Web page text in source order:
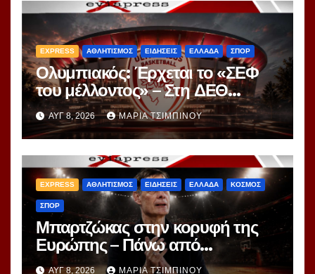
EXPRESS ΑΘΛΗΤΙΣΜΟΣ ΕΙΔΗΣΕΙΣ ΕΛΛΑΔΑ ΣΠΟΡ
Ολυμπιακός: Έρχεται το «ΣΕΦ
του μέλλοντος» – Στη ΔΕΘ
αποκαλύπτεται το μεγάλο
project 40ετίας
ΑΥΓ 8, 2026 ΜΑΡΊΑ ΤΣΙΜΠΙΝΟΎ
EXPRESS ΑΘΛΗΤΙΣΜΟΣ ΕΙΔΗΣΕΙΣ ΕΛΛΑΔΑ ΚΟΣΜΟΣ
ΣΠΟΡ
Μπαρτζώκας στην κορυφή της
Ευρώπης – Πάνω από
Γιασικεβίτσιους και
ΑΥΓ 8, 2026 ΜΑΡΊΑ ΤΣΙΜΠΙΝΟΎ